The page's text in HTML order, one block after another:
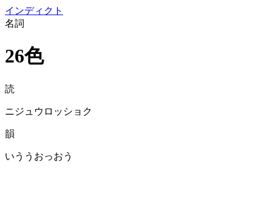
インディクト
名詞
26色
読
ニジュウロッショク
韻
いううおっおう